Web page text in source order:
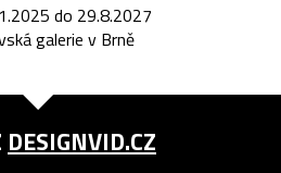
do 29.8.2027
galerie v Brně
DESIGNVID.CZ